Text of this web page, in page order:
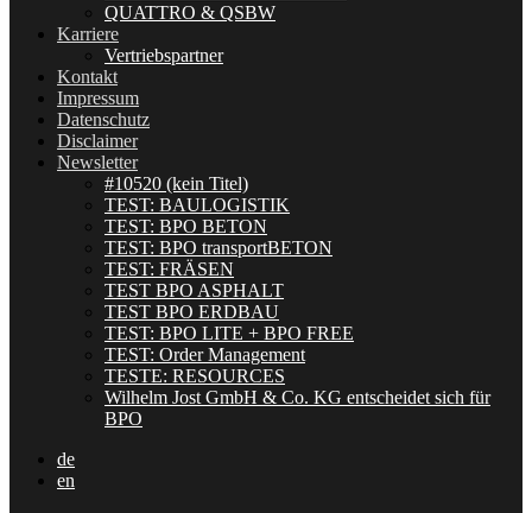
QUATTRO & QSBW
Karriere
Vertriebspartner
Kontakt
Impressum
Datenschutz
Disclaimer
Newsletter
#10520 (kein Titel)
TEST: BAULOGISTIK
TEST: BPO BETON
TEST: BPO transportBETON
TEST: FRÄSEN
TEST BPO ASPHALT
TEST BPO ERDBAU
TEST: BPO LITE + BPO FREE
TEST: Order Management
TESTE: RESOURCES
Wilhelm Jost GmbH & Co. KG entscheidet sich für
BPO
de
en